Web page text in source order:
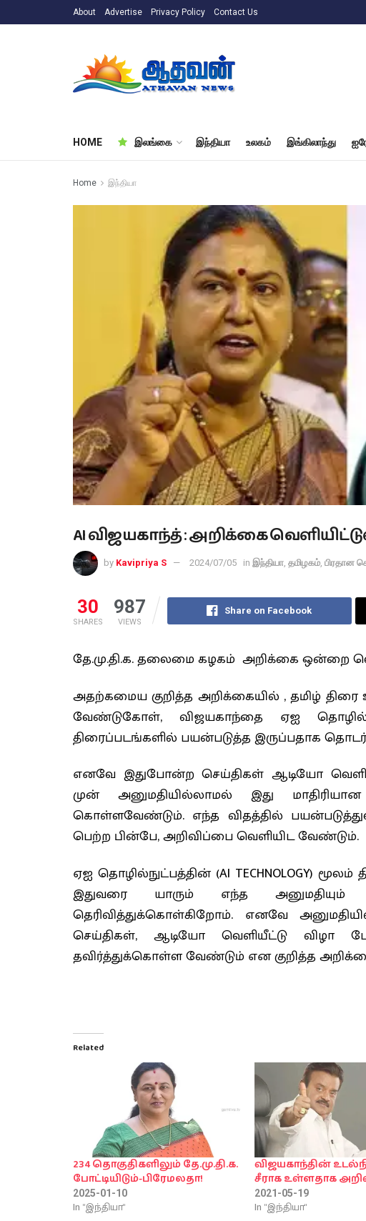
About Advertise Privacy Policy Contact Us
HOME இலங்கை இந்தியா உலகம் இங்கிலாந்து
Home இந்தியா
AI விஜயகாந்த் : அறிக்கை
by Kavipriya S 2024/07/05 in இந்தியா, தமிழகம், பிரதான
30
SHARES
987
VIEWS
Share on Facebook
தே.மு.தி.க. தலைமை கழகம் அறிக்கை ஒன்றை
அதற்கமைய குறித்த அறிக்கையில் , தமிழ்
வேண்டுகோள், விஜயகாந்தை ஏஐ
திரைப்படங்களில் பயன்படுத்த இருப்பதாக
எனவே இதுபோன்ற செய்திகள் ஆடியோ
முன் அனுமதியில்லாமல் இது
கொள்ளவேண்டும். எந்த விதத்தில்
பெற்ற பின்பே, அறிவிப்பை வெளியிட வேண்டும்.
ஏஐ தொழில்நுட்பத்தின் (AI TECHNOLOGY)
இதுவரை யாரும் எந்த
தெரிவித்துக்கொள்கிறோம். எனவே
செய்திகள், ஆடியோ வெளியீட்டு விழா
தவிர்த்துக்கொள்ள வேண்டும் என குறித்த
Related
234 தொகுதிகளிலும் தே.மு.தி.க.
போட்டியிடும்-பிரேமலதா!
2025-01-10
In "இந்தியா"
விஜயகாந்தின்
சீராக உள்ளதாக
2021-05-19
In "இந்தியா"